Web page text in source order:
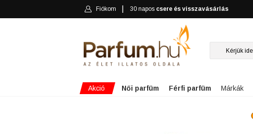
Fiókom 30 napos csere és visszavásárlás
Akció Női parfüm Férfi parfüm Márkák